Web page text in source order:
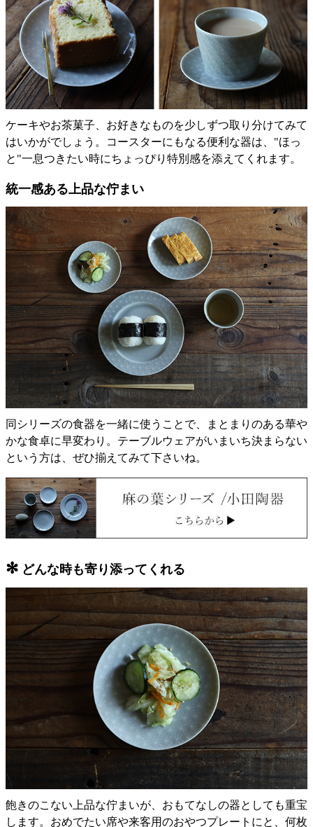
ケーキやお茶菓子、お好きなものを少しずつ取り分けてみて
はいかがでしょう。コースターにもなる便利な器は、"ほっ
と"一息つきたい時にちょっぴり特別感を添えてくれます。
統一感ある上品な佇まい
同シリーズの食器を一緒に使うことで、まとまりのある華や
かな食卓に早変わり。テーブルウェアがいまいち決まらない
という方は、ぜひ揃えてみて下さいね。
✻ どんな時も寄り添ってくれる
飽きのこない上品な佇まいが、おもてなしの器としても重宝
します。おめでたい席や来客用のおやつプレートにと、何枚